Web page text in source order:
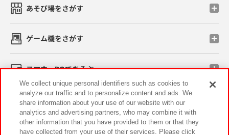
あそび場をさがす
ゲーム機をさがす
スマホ・PCであそぶ
イベント・キャンペーン
We collect unique personal identifiers such as cookies to
analyze our traffic and to personalize content and ads. We
share information about your use of our website with our
analytics and advertising partners, who may combine it with
other information that you have provided to them or that they
have collected from your use of their services. Please click